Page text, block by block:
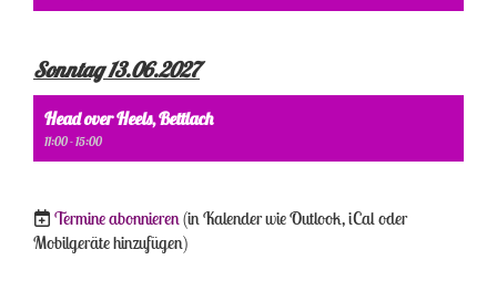
Sonntag 13.06.2027
Head over Heels, Bettlach
11:00 - 15:00
Termine abonnieren(in Kalender wie Outlook, iCal oder
Mobilgeräte hinzufügen)